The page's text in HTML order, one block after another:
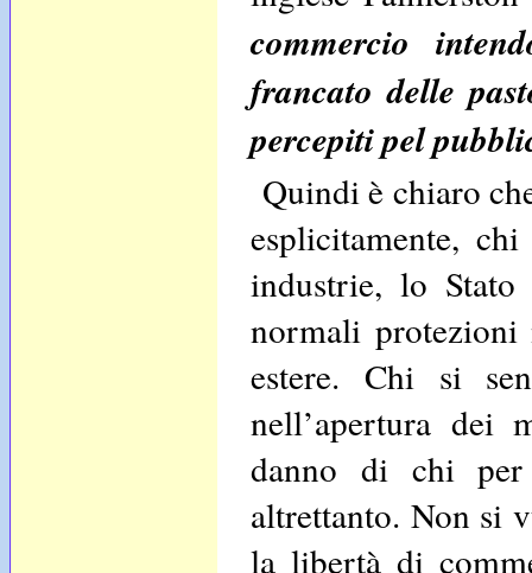
commercio
francato delle
percepiti pel
Quindi è chiaro
esplicitamente,
industrie, lo Stato
normali protezioni
estere. Chi si
nell’apertura dei
danno di chi per
altrettanto. Non si
la libertà di